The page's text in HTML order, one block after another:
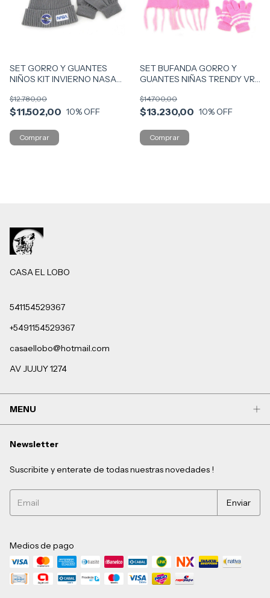
SET GORRO Y GUANTES
NIÑOS KIT INVIERNO NASA
$11.502,00
$12.780,00
10% OFF
SET BUFANDA GORRO Y
GUANTES NIÑAS TRENDY VR1
$13.230,00
$14.700,00
10% OFF
CASA EL LOBO
541154529367
+5491154529367
casaellobo@hotmail.com
AV JUJUY 1274
MENU
Newsletter
Suscribite y enterate de todas nuestras novedades !
Medios de pago